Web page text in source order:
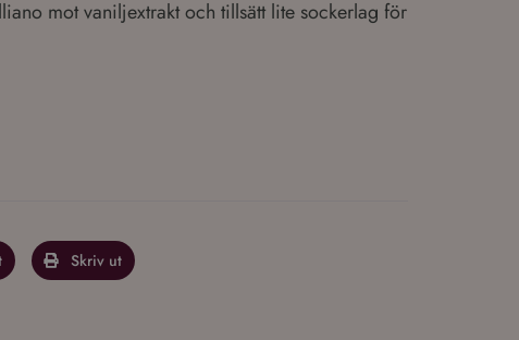
mot vaniljextrakt och tillsätt lite sockerlag för
Skriv ut